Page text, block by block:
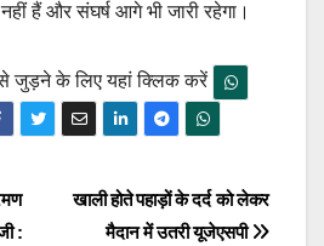
हैं और संघर्ष आगे भी जारी रहेगा।
से जुड़ने के लिए यहां क्लिक करें
खाली होते पहाड़ों के दर्द को लेकर
मैदान में उतरी यूजेएसपी
: